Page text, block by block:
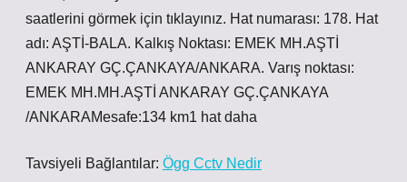
saatlerini görmek için tıklayınız. Hat numarası: 178. Hat
adı: AŞTİ-BALA. Kalkış Noktası: EMEK MH.AŞTİ
ANKARAY GÇ.ÇANKAYA/ANKARA. Varış noktası:
EMEK MH.MH.AŞTİ ANKARAY GÇ.ÇANKAYA
/ANKARAMesafe:134 km1 hat daha
Tavsiyeli Bağlantılar: Ögg Cctv Nedir